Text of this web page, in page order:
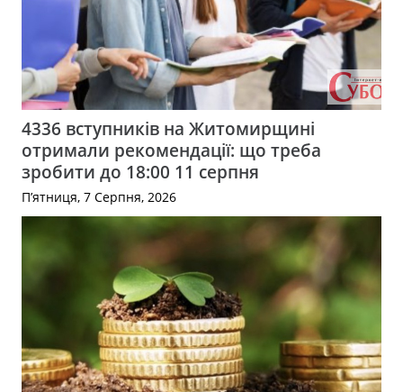
4336 вступників на Житомирщині
отримали рекомендації: що треба
зробити до 18:00 11 серпня
П’ятниця, 7 Серпня, 2026